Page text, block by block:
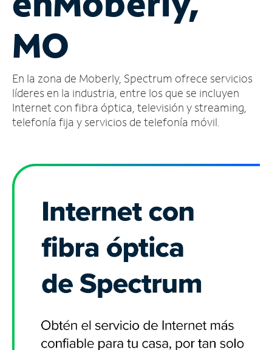
cuenta
Encuentra
tienda
MO
En la zona de Moberly, Spectrum ofrece servicios
líderes en la industria, entre los que se incluyen
Internet con fibra óptica, televisión y streaming,
telefonía fija y servicios de telefonía móvil.